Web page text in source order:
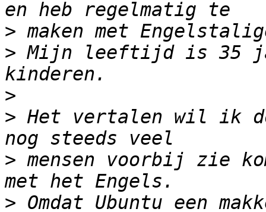
>
> Mijn leeftijd is 35
>
> Het vertalen wil ik
> mensen voorbij zie
> Omdat Ubuntu een